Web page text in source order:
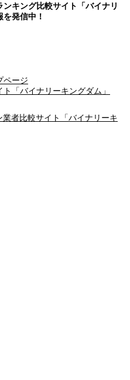
キング比較サイト「バイナリ
発信中！
ページ
「バイナリーキングダム」
者比較サイト「バイナリーキ